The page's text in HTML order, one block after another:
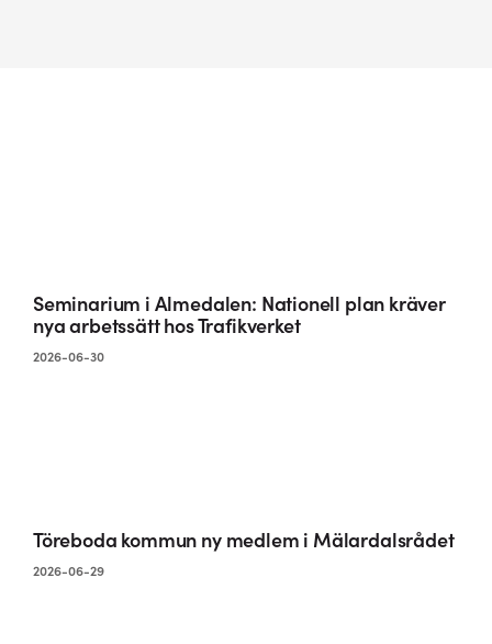
Seminarium i Almedalen: Nationell plan kräver
nya arbetssätt hos Trafikverket
2026-06-30
Töreboda kommun ny medlem i Mälardalsrådet
2026-06-29